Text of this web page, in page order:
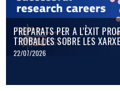
PREPARATS PER A L'ÈXIT
TROBALLES SOBRE LES
22/07/2026